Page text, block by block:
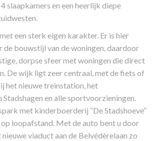
slaapkamers en een heerlijk diepe
een sterk eigen karakter. Er is hier
de bouwstijl van de woningen, daardoor
dorpse sfeer met woningen die direct
De wijk ligt zeer centraal, met de fiets of
het nieuwe treinstation, het
en alle sportvoorzieningen.
met kinderboerderij “De Stadshoeve”
op loopafstand. Met de auto bent u door
nieuwe viaduct aan de Belvédèrelaan zo